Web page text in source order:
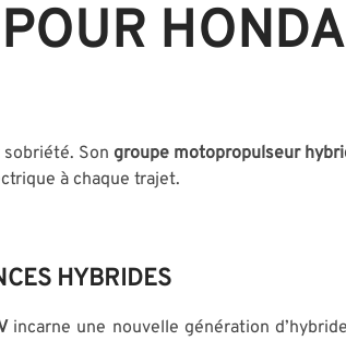
Son groupe motopropulseur
à chaque trajet.
HYBRIDES
incarne une nouvelle génération